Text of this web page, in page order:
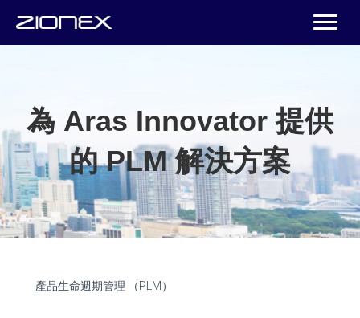
為 Aras Innovator 提供
的 PLM 解決方案
產品生命週期管理 （PLM）